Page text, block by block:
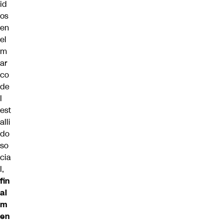
id
os
en
el
m
ar
co
de
l
est
alli
do
so
cia
l,
fin
al
m
en